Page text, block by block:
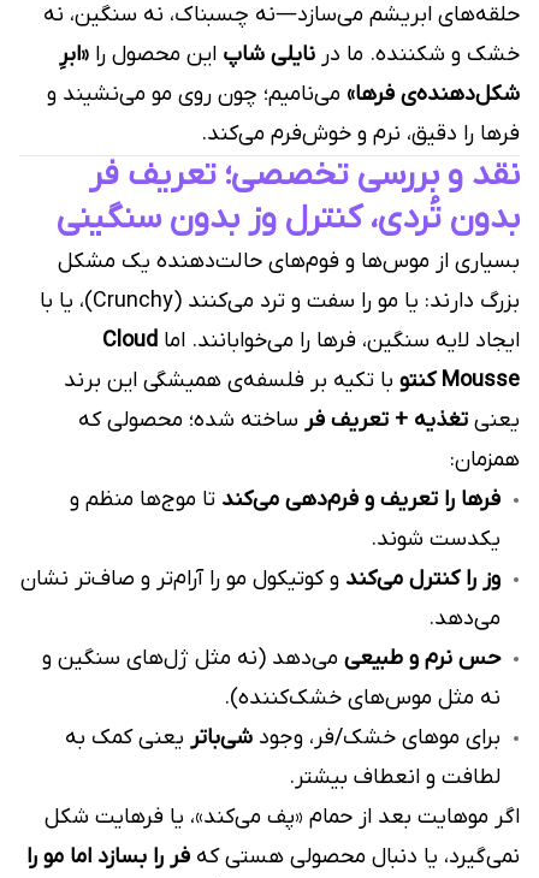
حلقه‌های ابریشم می‌سازد—نه چسبناک، نه سنگین، نه
خشک و شکننده. ما در نایلی شاپ این محصول را «ابرِ
شکل‌دهنده‌ی فرها» می‌نامیم؛ چون روی مو می‌نشیند و
فرها را دقیق، نرم و خوش‌فرم می‌کند.
نقد و بررسی تخصصی؛ تعریف فر
بدون تُردی، کنترل وز بدون سنگینی
بسیاری از موس‌ها و فوم‌های حالت‌دهنده یک مشکل
بزرگ دارند: یا مو را سفت و ترد می‌کنند (Crunchy)، یا با
ایجاد لایه سنگین، فرها را می‌خوابانند. اما Cloud
Mousse کنتو
با تکیه بر فلسفه‌ی همیشگی این برند
یعنی تغذیه + تعریف فر ساخته شده؛ محصولی که
همزمان:
فرها را تعریف و فرم‌دهی می‌کند تا موج‌ها منظم و
یکدست شوند.
وز را کنترل می‌کند و کوتیکول مو را آرام‌تر و صاف‌تر نشان
می‌دهد.
حس نرم و طبیعی می‌دهد (نه مثل ژل‌های سنگین و
نه مثل موس‌های خشک‌کننده).
برای موهای خشک/فر، وجود شی‌باتر یعنی کمک به
لطافت و انعطاف بیشتر.
اگر موهایت بعد از حمام «پف می‌کند»، یا فرهایت شکل
نمی‌گیرد، یا دنبال محصولی هستی که فر را بسازد اما مو را